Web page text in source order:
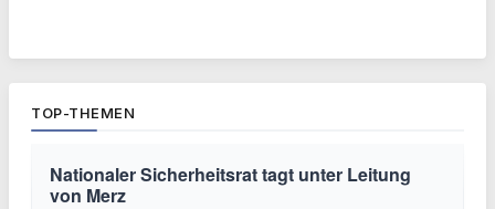
TOP-THEMEN
Nationaler Sicherheitsrat tagt unter Leitung
von Merz